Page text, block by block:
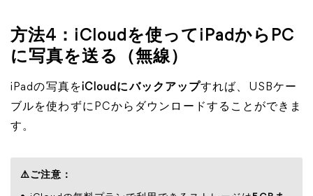
方法4：iCloudを使ってiPadからPC
に写真を送る（無線）
iPadの写真をiCloudにバックアップすれば、USBケー
ブルを使わずにPCからダウンロードすることができま
す。
⚠️ご注意：